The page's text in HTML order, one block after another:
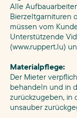
Alle
Bierzeltgarnituren
müssen vom
Unterstützende
(www.ruppert.lu)
Materialpflege:
Der Mieter
behandeln und in
zurückzugeben, in
unsauber